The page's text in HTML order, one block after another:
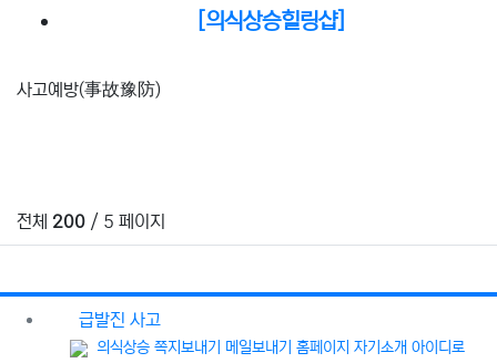
[의식상승힐링샵]
사고예방(事故豫防)
전체 200 / 5 페이지
급발진 사고
등록자의식상승 쪽지보내기 메일보내기 홈페이지 자기소개 아이디로